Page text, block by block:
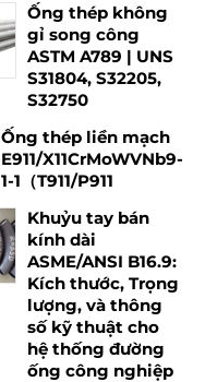
Ống thép không
gỉ song công
ASTM A789 | UNS
S31804, S32205,
S32750
Ống thép liền mạch
E911/X11CrMoWVNb9-
1-1（T911/P911
Khuỷu tay bán
kính dài
ASME/ANSI B16.9:
Kích thước, Trọng
lượng, và thông
số kỹ thuật cho
hệ thống đường
ống công nghiệp